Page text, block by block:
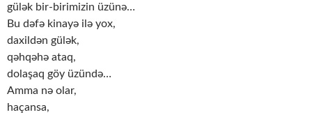
gülək bir-birimizin üzünə…
Bu dəfə kinayə ilə yox,
daxildən gülək,
qəhqəhə ataq,
dolaşaq göy üzündə…
Amma nə olar,
haçansa,